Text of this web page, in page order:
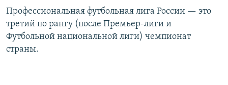
Профессиональная футбольная лига России — это
третий по рангу (после Премьер-лиги и
Футбольной национальной лиги) чемпионат
страны.